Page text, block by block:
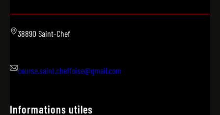
38890 Saint-Chef
course.saint.cheffoise@gmail.com
Informations utiles